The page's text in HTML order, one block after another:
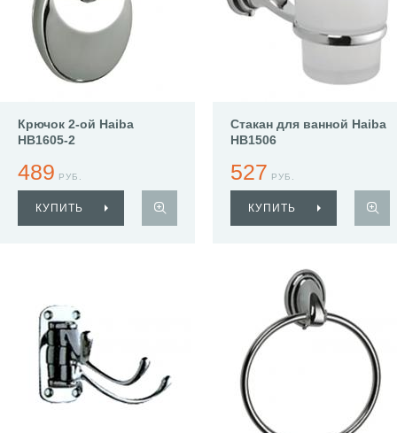
Крючок 2-ой Haiba
HB1605-2
489 РУБ.
КУПИТЬ
Стакан для ванной Haiba
HB1506
527 РУБ.
КУПИТЬ